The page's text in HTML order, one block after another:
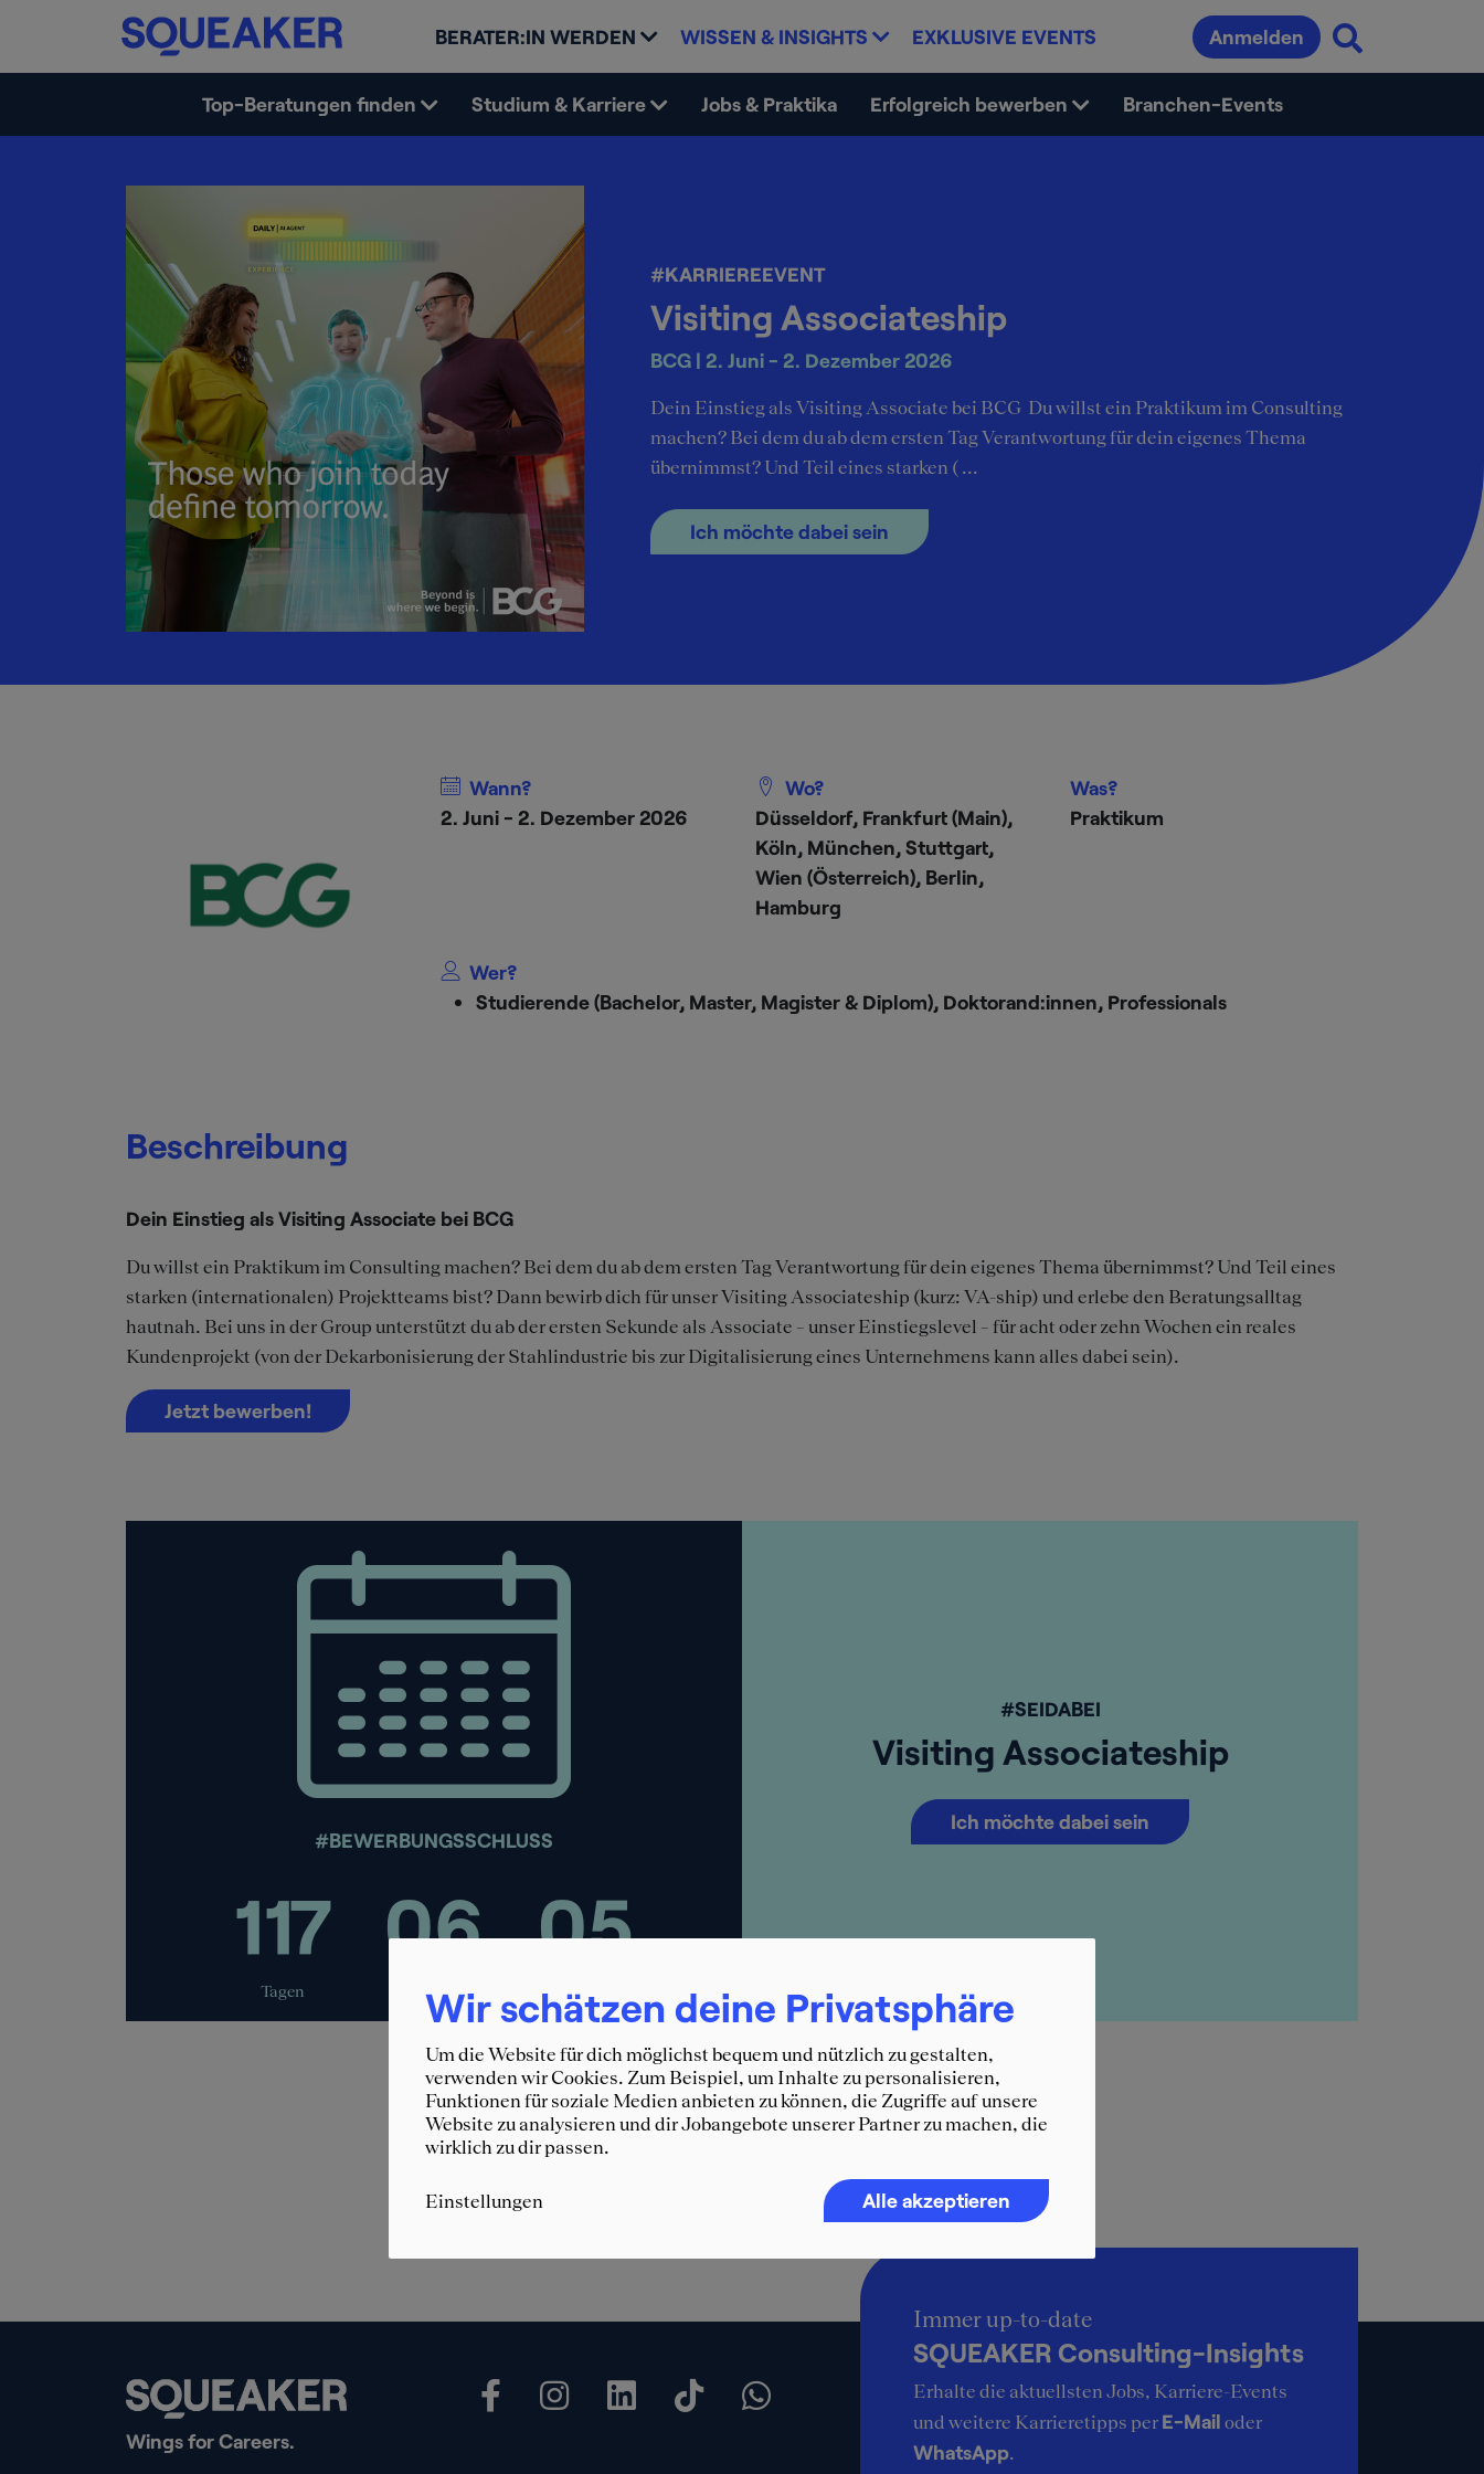
BERATER:IN WERDEN WISSEN & INSIGHTS EXKLUSIVE EVENTS Anmelden
Top-Beratungen finden Studium & Karriere Jobs & Praktika Erfolgreich bewerben Branchen-Events
#KARRIEREEVENT
Visiting Associateship
BCG | 2. Juni - 2. Dezember 2026
Dein Einstieg als Visiting Associate bei BCG Du willst ein Praktikum im Consulting
machen? Bei dem du ab dem ersten Tag Verantwortung für dein eigenes Thema
übernimmst? Und Teil eines starken ( ...
Ich möchte dabei sein
Wann?
2. Juni - 2. Dezember 2026
Wo?
Düsseldorf, Frankfurt (Main),
Köln, München, Stuttgart,
Wien (Österreich), Berlin,
Hamburg
Was?
Praktikum
Wer?
Studierende (Bachelor, Master, Magister & Diplom), Doktorand:innen, Professionals
Beschreibung
Dein Einstieg als Visiting Associate bei BCG
Du willst ein Praktikum im Consulting machen? Bei dem du ab dem ersten Tag Verantwortung für dein eigenes Thema übernimmst? Und Teil eines
starken (internationalen) Projektteams bist? Dann bewirb dich für unser Visiting Associateship (kurz: VA-ship) und erlebe den Beratungsalltag
hautnah. Bei uns in der Group unterstützt du ab der ersten Sekunde als Associate – unser Einstiegslevel – für acht oder zehn Wochen ein reales
Kundenprojekt (von der Dekarbonisierung der Stahlindustrie bis zur Digitalisierung eines Unternehmens kann alles dabei sein).
Jetzt bewerben!
#BEWERBUNGSSCHLUSS
117
Tagen
06
Stunden
05
Minuten
#SEIDABEI
Visiting Associateship
Ich möchte dabei sein
Wings for Careers.
Immer up-to-date
SQUEAKER Consulting-Insights
Erhalte die aktuellsten Jobs, Karriere-Events
und weitere Karrieretipps per E-Mail oder
WhatsApp.
Wir schätzen deine Privatsphäre
Um die Website für dich möglichst bequem und nützlich zu gestalten,
verwenden wir Cookies. Zum Beispiel, um Inhalte zu personalisieren,
Funktionen für soziale Medien anbieten zu können, die Zugriffe auf unsere
Website zu analysieren und dir Jobangebote unserer Partner zu machen, die
wirklich zu dir passen.
Einstellungen Alle akzeptieren